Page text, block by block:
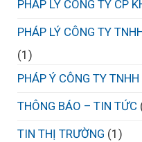
PHÁP LÝ CÔNG TY CP
PHÁP LÝ CÔNG TY
(1)
PHÁP Ý CÔNG TY
THÔNG BÁO – TIN TỨC
TIN THỊ TRƯỜNG (1)